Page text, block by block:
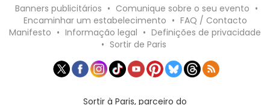
Banners publicitários • Comunique sobre o seu evento •
Encaminhar um estabelecimento • FAQ / Contacto
Manifesto • Informação legal • Definições de privacidade
• Sortir de Paris
Sortir à Paris, parceiro do